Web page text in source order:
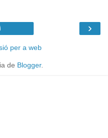
›
per a web
de Blogger.